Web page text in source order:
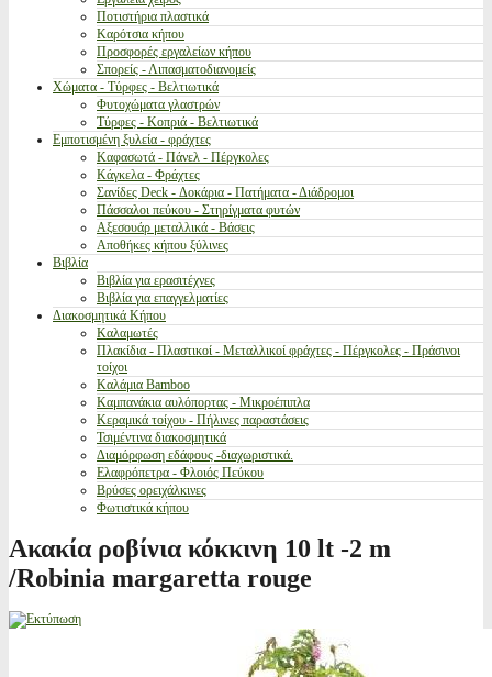
Ποτιστήρια πλαστικά
Καρότσια κήπου
Προσφορές εργαλείων κήπου
Σπορείς - Λιπασματοδιανομείς
Χώματα - Τύρφες - Βελτιωτικά
Φυτοχώματα γλαστρών
Τύρφες - Κοπριά - Βελτιωτικά
Εμποτισμένη ξυλεία - φράχτες
Καφασωτά - Πάνελ - Πέργκολες
Κάγκελα - Φράχτες
Σανίδες Deck - Δοκάρια - Πατήματα - Διάδρομοι
Πάσσαλοι πεύκου - Στηρίγματα φυτών
Αξεσουάρ μεταλλικά - Βάσεις
Αποθήκες κήπου ξύλινες
Βιβλία
Βιβλία για ερασιτέχνες
Βιβλία για επαγγελματίες
Διακοσμητικά Κήπου
Καλαμωτές
Πλακίδια - Πλαστικοί - Μεταλλικοί φράχτες - Πέργκολες - Πράσινοι
τοίχοι
Καλάμια Bamboo
Καμπανάκια αυλόπορτας - Μικροέπιπλα
Κεραμικά τοίχου - Πήλινες παραστάσεις
Τσιμέντινα διακοσμητικά
Διαμόρφωση εδάφους -διαχωριστικά.
Ελαφρόπετρα - Φλοιός Πεύκου
Βρύσες ορειχάλκινες
Φωτιστικά κήπου
Ακακία ροβίνια κόκκινη 10 lt -2 m
/Robinia margaretta rouge